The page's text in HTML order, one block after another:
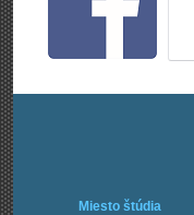
Miesto štúdia